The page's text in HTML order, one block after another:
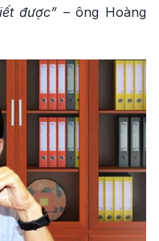
được” – ông Hoàng